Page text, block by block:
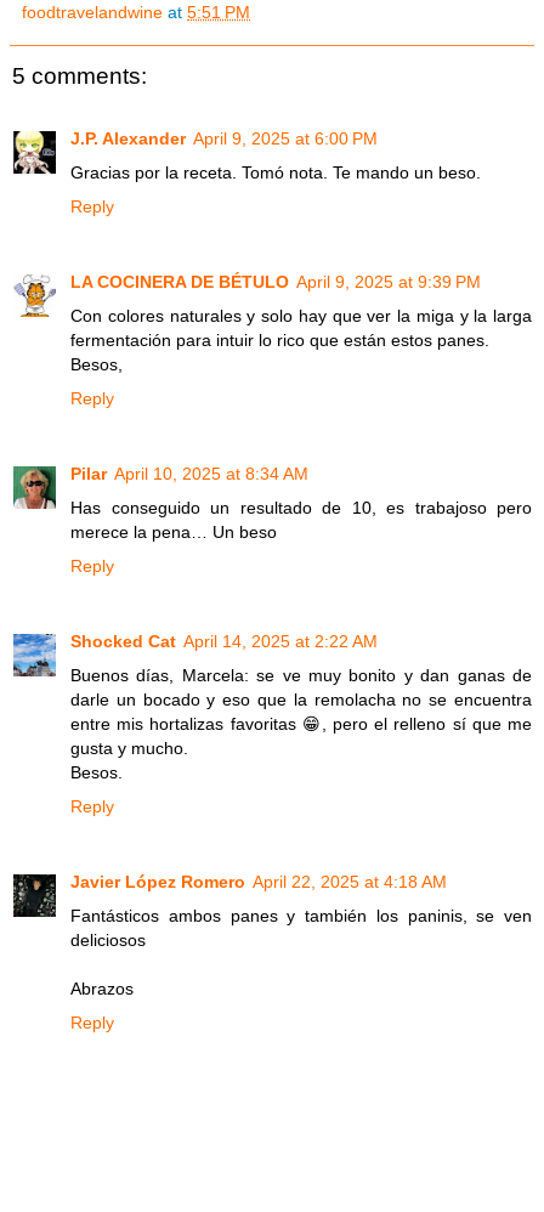
foodtravelandwine at 5:51 PM
5 comments:
J.P. Alexander April 9, 2025 at 6:00 PM
Gracias por la receta. Tomó nota. Te mando un beso.
Reply
LA COCINERA DE BÉTULO April 9, 2025 at 9:39 PM
Con colores naturales y solo hay que ver la miga y la larga
fermentación para intuir lo rico que están estos panes.
Besos,
Reply
Pilar April 10, 2025 at 8:34 AM
Has conseguido un resultado de 10, es trabajoso pero
merece la pena… Un beso
Reply
Shocked Cat April 14, 2025 at 2:22 AM
Buenos días, Marcela: se ve muy bonito y dan ganas de
darle un bocado y eso que la remolacha no se encuentra
entre mis hortalizas favoritas 😁, pero el relleno sí que me
gusta y mucho.
Besos.
Reply
Javier López Romero April 22, 2025 at 4:18 AM
Fantásticos ambos panes y también los paninis, se ven
deliciosos
Abrazos
Reply